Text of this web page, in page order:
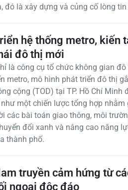
đó là xây dựng và củng cố lòng
hệ thống metro, kiến
đô thị mới
là công cụ tổ chức không gian
metro, mô hình phát triển đô thị
cộng (TOD) tại TP. Hồ Chí Minh
một chiến lược tổng hợp nhằm
các bài toán giao thông, môi
đổi xanh và nâng cao năng
thành phố.
truyền cảm hứng từ
ngoại độc đáo